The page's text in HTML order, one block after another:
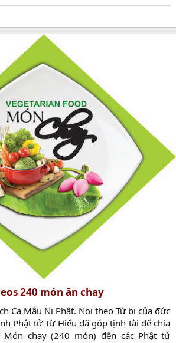
tận nơi cho người đăng ký sau khi
kết thúc. Trung tâm chỉ nhận gửi đến
ở Việt Nam. Nội dung đã được...
240 món ăn chay
Ca Mâu Ni Phật. Noi theo Từ bi của đức
Phật tử Từ Hiếu đã góp tịnh tài để chia
chay (240 món) đến các Phật tử